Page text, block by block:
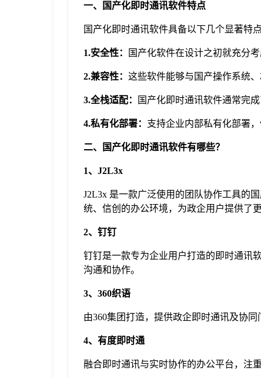
一、国产化即时通讯软件特点
国产化即时通讯软件具备以下几个显著特点
1.安全性： 国产化软件在设计之初就充分
2.兼容性： 这些软件能够与国产操作系统
3.全栈适配： 国产化即时通讯软件通常完
4.私有化部署： 支持企业内部私有化部署
二、国产化即时通讯软件有哪些？
1、J2L3x
J2L3x 是一款广泛使用的团队协作工具的
统、信创的办公环境，为政企用户提供了
2、钉钉
钉钉是一款专为企业用户打造的即时通讯
沟通和协作。
3、360织语
由360集团打造，提供政企即时通讯及协
4、有度即时通
融合即时通讯与实时协作的办公平台，注